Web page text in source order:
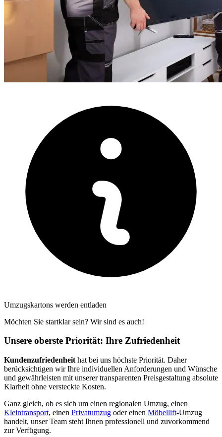
Umzugskartons werden entladen
Möchten Sie startklar sein? Wir sind es auch!
Unsere oberste Priorität: Ihre Zufriedenheit
Kundenzufriedenheit hat bei uns höchste Priorität. Daher
berücksichtigen wir Ihre individuellen Anforderungen und Wünsche
und gewährleisten mit unserer transparenten Preisgestaltung absolute
Klarheit ohne versteckte Kosten.
Ganz gleich, ob es sich um einen regionalen Umzug, einen
Kleintransport, einen Privatumzug oder einen Möbellift-Umzug
handelt, unser Team steht Ihnen professionell und zuvorkommend
zur Verfügung.